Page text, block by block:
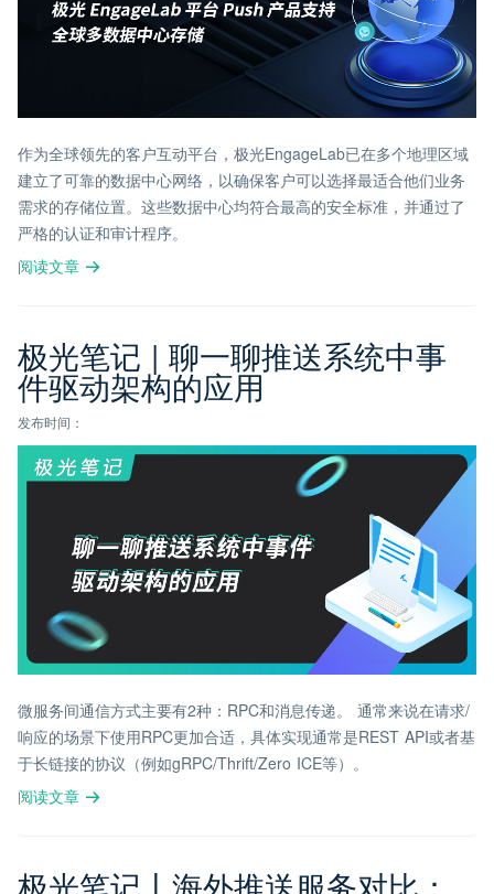
作为全球领先的客户互动平台，极光EngageLab已在多个地理区域
建立了可靠的数据中心网络，以确保客户可以选择最适合他们业务
需求的存储位置。这些数据中心均符合最高的安全标准，并通过了
严格的认证和审计程序。
阅读文章
极光笔记 | 聊一聊推送系统中事
件驱动架构的应用
发布时间：
微服务间通信方式主要有2种：RPC和消息传递。 通常来说在请求/
响应的场景下使用RPC更加合适，具体实现通常是REST API或者基
于长链接的协议（例如gRPC/Thrift/Zero ICE等）。
阅读文章
极光笔记丨海外推送服务对比：